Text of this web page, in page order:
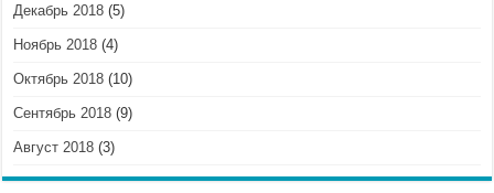
Декабрь 2018 (5)
Ноябрь 2018 (4)
Октябрь 2018 (10)
Сентябрь 2018 (9)
Август 2018 (3)